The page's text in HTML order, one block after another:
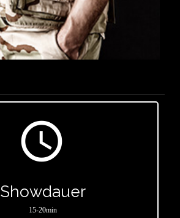
access_time
Showdauer
15-20min